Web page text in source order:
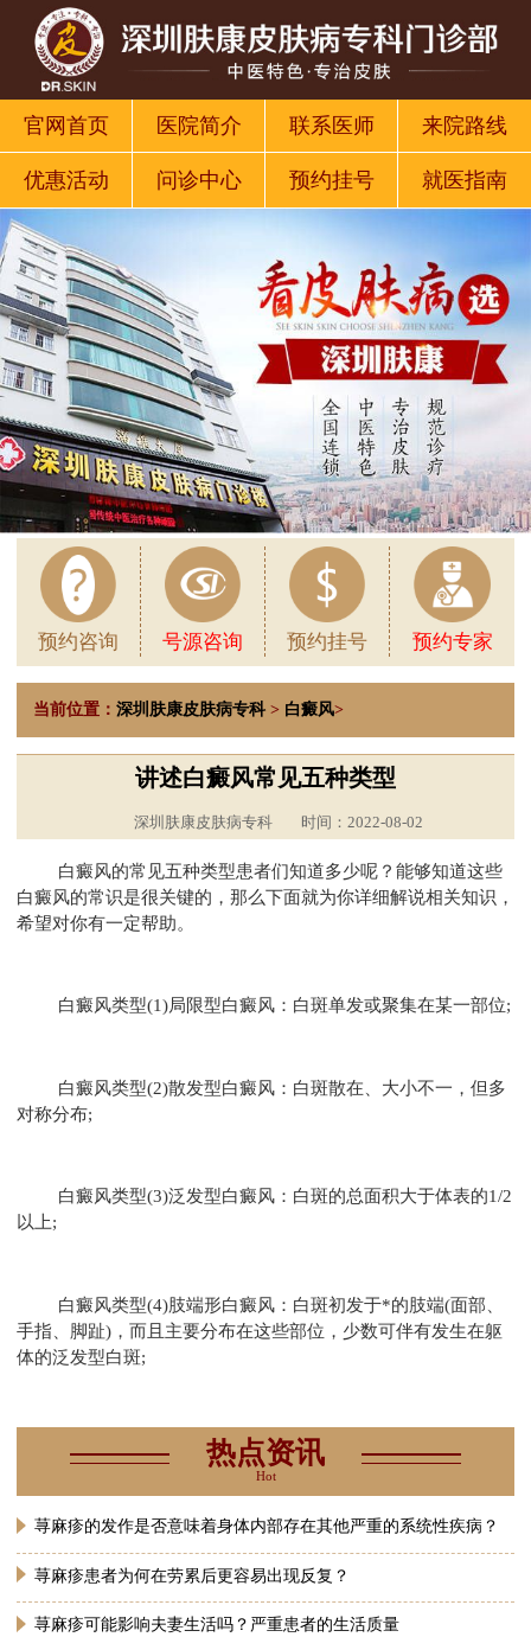
官网首页 医院简介 联系医师 来院路线
优惠活动 问诊中心 预约挂号 就医指南
预约咨询 号源咨询 预约挂号 预约专家
当前位置： 深圳肤康皮肤病专科 > 白癜风>
讲述白癜风常见五种类型
深圳肤康皮肤病专科 时间：2022-08-02
白癜风的常见五种类型患者们知道多少呢？能够知道这些
白癜风的常识是很关键的，那么下面就为你详细解说相关知识，
希望对你有一定帮助。
白癜风类型(1)局限型白癜风：白斑单发或聚集在某一部位;
白癜风类型(2)散发型白癜风：白斑散在、大小不一，但多
对称分布;
白癜风类型(3)泛发型白癜风：白斑的总面积大于体表的1/2
以上;
白癜风类型(4)肢端形白癜风：白斑初发于*的肢端(面部、
手指、脚趾)，而且主要分布在这些部位，少数可伴有发生在躯
体的泛发型白斑;
热点资讯
Hot
荨麻疹的发作是否意味着身体内部存在其他严重的系统性疾病？
荨麻疹患者为何在劳累后更容易出现反复？
荨麻疹可能影响夫妻生活吗？严重患者的生活质量